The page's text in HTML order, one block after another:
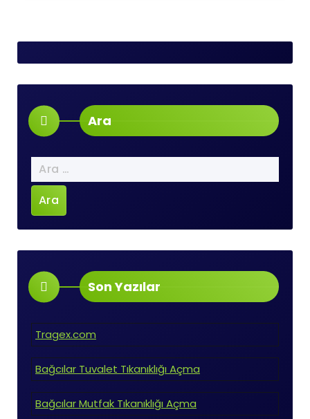
Ara
Arama:
Son Yazılar
Tragex.com
Bağcılar Tuvalet Tıkanıklığı Açma
Bağcılar Mutfak Tıkanıklığı Açma